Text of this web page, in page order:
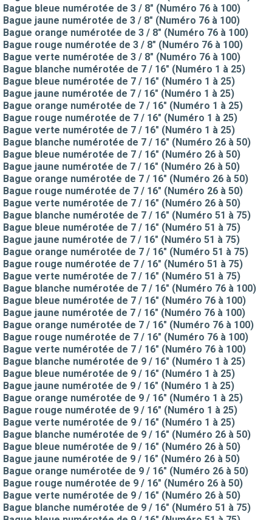
Bague bleue numérotée de 3 / 8" (Numéro 76 à 100)
Bague jaune numérotée de 3 / 8" (Numéro 76 à 100)
Bague orange numérotée de 3 / 8" (Numéro 76 à 100)
Bague rouge numérotée de 3 / 8" (Numéro 76 à 100)
Bague verte numérotée de 3 / 8" (Numéro 76 à 100)
Bague blanche numérotée de 7 / 16" (Numéro 1 à 25)
Bague bleue numérotée de 7 / 16" (Numéro 1 à 25)
Bague jaune numérotée de 7 / 16" (Numéro 1 à 25)
Bague orange numérotée de 7 / 16" (Numéro 1 à 25)
Bague rouge numérotée de 7 / 16" (Numéro 1 à 25)
Bague verte numérotée de 7 / 16" (Numéro 1 à 25)
Bague blanche numérotée de 7 / 16" (Numéro 26 à 50)
Bague bleue numérotée de 7 / 16" (Numéro 26 à 50)
Bague jaune numérotée de 7 / 16" (Numéro 26 à 50)
Bague orange numérotée de 7 / 16" (Numéro 26 à 50)
Bague rouge numérotée de 7 / 16" (Numéro 26 à 50)
Bague verte numérotée de 7 / 16" (Numéro 26 à 50)
Bague blanche numérotée de 7 / 16" (Numéro 51 à 75)
Bague bleue numérotée de 7 / 16" (Numéro 51 à 75)
Bague jaune numérotée de 7 / 16" (Numéro 51 à 75)
Bague orange numérotée de 7 / 16" (Numéro 51 à 75)
Bague rouge numérotée de 7 / 16" (Numéro 51 à 75)
Bague verte numérotée de 7 / 16" (Numéro 51 à 75)
Bague blanche numérotée de 7 / 16" (Numéro 76 à 100)
Bague bleue numérotée de 7 / 16" (Numéro 76 à 100)
Bague jaune numérotée de 7 / 16" (Numéro 76 à 100)
Bague orange numérotée de 7 / 16" (Numéro 76 à 100)
Bague rouge numérotée de 7 / 16" (Numéro 76 à 100)
Bague verte numérotée de 7 / 16" (Numéro 76 à 100)
Bague blanche numérotée de 9 / 16" (Numéro 1 à 25)
Bague bleue numérotée de 9 / 16" (Numéro 1 à 25)
Bague jaune numérotée de 9 / 16" (Numéro 1 à 25)
Bague orange numérotée de 9 / 16" (Numéro 1 à 25)
Bague rouge numérotée de 9 / 16" (Numéro 1 à 25)
Bague verte numérotée de 9 / 16" (Numéro 1 à 25)
Bague blanche numérotée de 9 / 16" (Numéro 26 à 50)
Bague bleue numérotée de 9 / 16" (Numéro 26 à 50)
Bague jaune numérotée de 9 / 16" (Numéro 26 à 50)
Bague orange numérotée de 9 / 16" (Numéro 26 à 50)
Bague rouge numérotée de 9 / 16" (Numéro 26 à 50)
Bague verte numérotée de 9 / 16" (Numéro 26 à 50)
Bague blanche numérotée de 9 / 16" (Numéro 51 à 75)